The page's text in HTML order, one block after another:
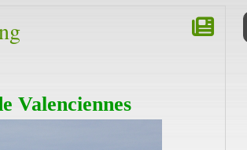
Valenciennes